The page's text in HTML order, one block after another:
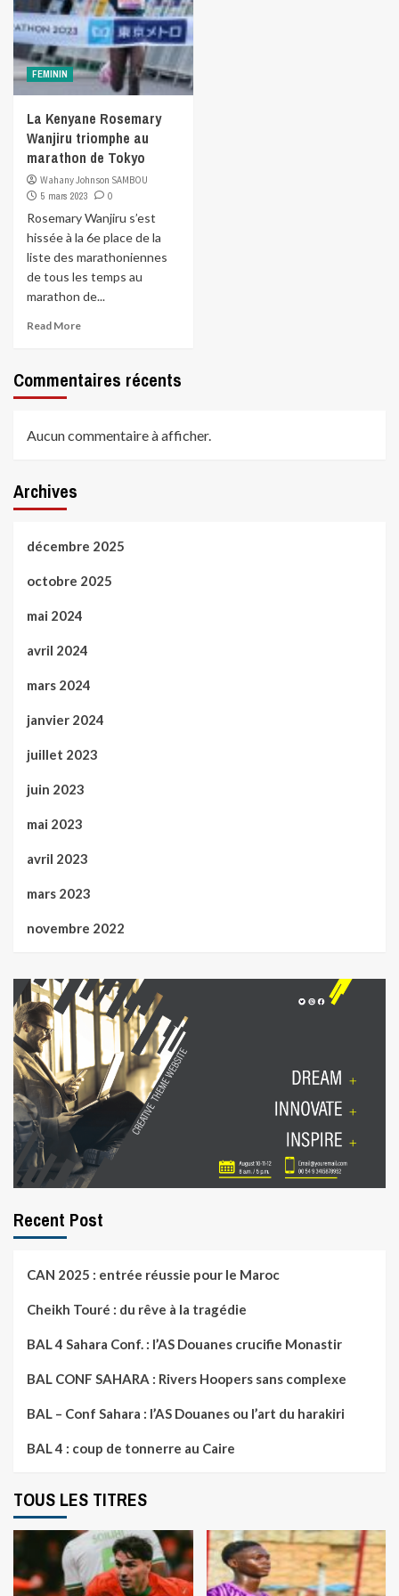
FEMININ
La Kenyane Rosemary
Wanjiru triomphe au
marathon de Tokyo
Wahany Johnson SAMBOU
5 mars 2023
0
Rosemary Wanjiru s’est
hissée à la 6e place de la
liste des marathoniennes
de tous les temps au
marathon de...
Read More
Commentaires récents
Aucun commentaire à afficher.
Archives
décembre 2025
octobre 2025
mai 2024
avril 2024
mars 2024
janvier 2024
juillet 2023
juin 2023
mai 2023
avril 2023
mars 2023
novembre 2022
Recent Post
CAN 2025 : entrée réussie pour le Maroc
Cheikh Touré : du rêve à la tragédie
BAL 4 Sahara Conf. : l’AS Douanes crucifie Monastir
BAL CONF SAHARA : Rivers Hoopers sans complexe
BAL – Conf Sahara : l’AS Douanes ou l’art du harakiri
BAL 4 : coup de tonnerre au Caire
TOUS LES TITRES